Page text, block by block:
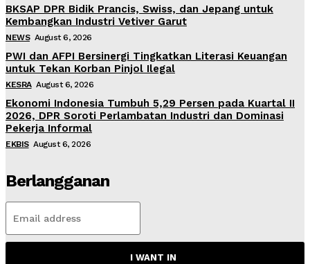
BKSAP DPR Bidik Prancis, Swiss, dan Jepang untuk
Kembangkan Industri Vetiver Garut
NEWS August 6, 2026
PWI dan AFPI Bersinergi Tingkatkan Literasi Keuangan
untuk Tekan Korban Pinjol Ilegal
KESRA August 6, 2026
Ekonomi Indonesia Tumbuh 5,29 Persen pada Kuartal II
2026, DPR Soroti Perlambatan Industri dan Dominasi
Pekerja Informal
EKBIS August 6, 2026
Berlangganan
I WANT IN